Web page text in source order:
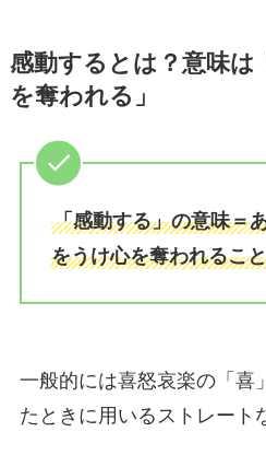
感動するとは？意味は
を奪われる」
「感動する」の意味＝
をうけ心を奪われること
一般的には喜怒哀楽の「喜
たときに用いるストレート